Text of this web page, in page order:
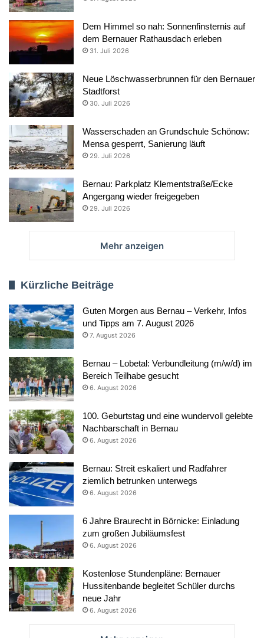
Dem Himmel so nah: Sonnenfinsternis auf
dem Bernauer Rathausdach erleben
31. Juli 2026
Neue Löschwasserbrunnen für den Bernauer
Stadtforst
30. Juli 2026
Wasserschaden an Grundschule Schönow:
Mensa gesperrt, Sanierung läuft
29. Juli 2026
Bernau: Parkplatz Klementstraße/Ecke
Angergang wieder freigegeben
29. Juli 2026
Mehr anzeigen
Kürzliche Beiträge
Guten Morgen aus Bernau – Verkehr, Infos
und Tipps am 7. August 2026
7. August 2026
Bernau – Lobetal: Verbundleitung (m/w/d) im
Bereich Teilhabe gesucht
6. August 2026
100. Geburtstag und eine wundervoll gelebte
Nachbarschaft in Bernau
6. August 2026
Bernau: Streit eskaliert und Radfahrer
ziemlich betrunken unterwegs
6. August 2026
6 Jahre Braurecht in Börnicke: Einladung
zum großen Jubiläumsfest
6. August 2026
Kostenlose Stundenpläne: Bernauer
Hussitenbande begleitet Schüler durchs
neue Jahr
6. August 2026